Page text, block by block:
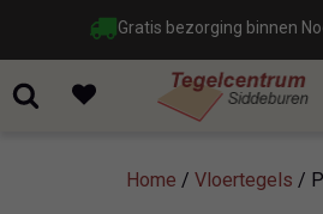
Gratis bezorging binnen
Home / Vloertegels /